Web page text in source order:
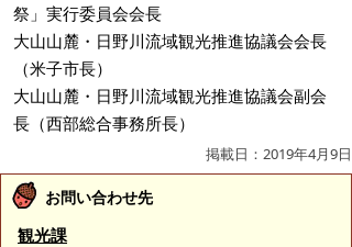
祭」実行委員会会長
大山山麓・日野川流域観光推進協議会会長
（米子市長）
大山山麓・日野川流域観光推進協議会副会
長（西部総合事務所長）
掲載日：2019年4月9日
お問い合わせ先
観光課